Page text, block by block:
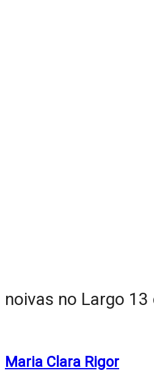
noivas no Largo 13
Maria Clara Rigor